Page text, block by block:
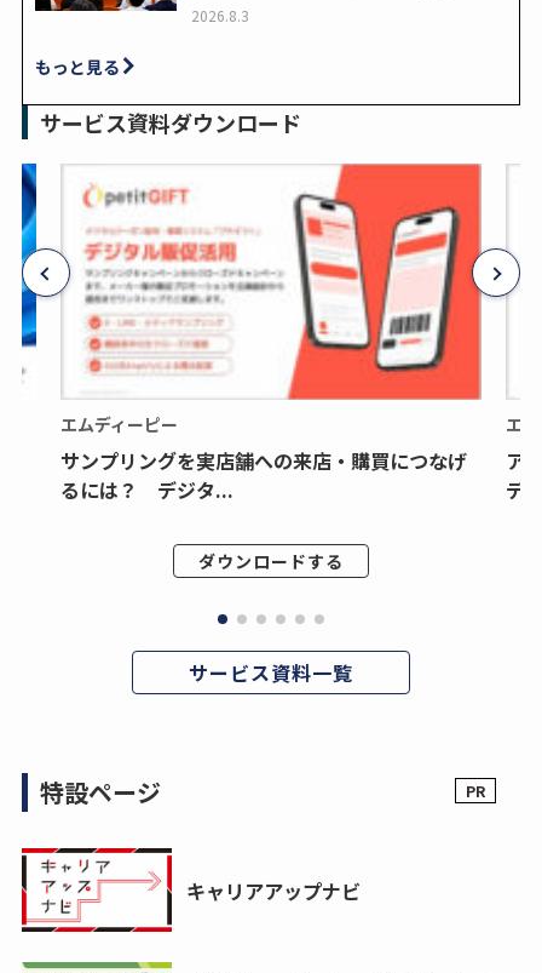
2026.8.3
もっと見る
サービス資料ダウンロード
エムディーピー
サンプリングを実店舗への来店・購買につなげ
るには？ デジタ...
ダウンロードする
エ
ア
デ
サービス資料一覧
特設ページ
キャリアアップナビ